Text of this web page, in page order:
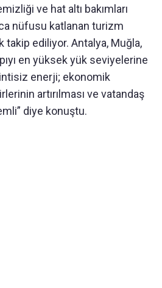
ve hat altı bakımları
nüfusu katlanan turizm
ediliyor. Antalya, Muğla,
en yüksek yük seviyelerine
enerji; ekonomik
artırılması ve vatandaş
diye konuştu.